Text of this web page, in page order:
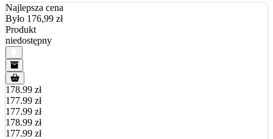
Najlepsza cena
Było 176,99 zł
Produkt
niedostępny
178.99 zł
177.99 zł
177.99 zł
178.99 zł
177.99 zł